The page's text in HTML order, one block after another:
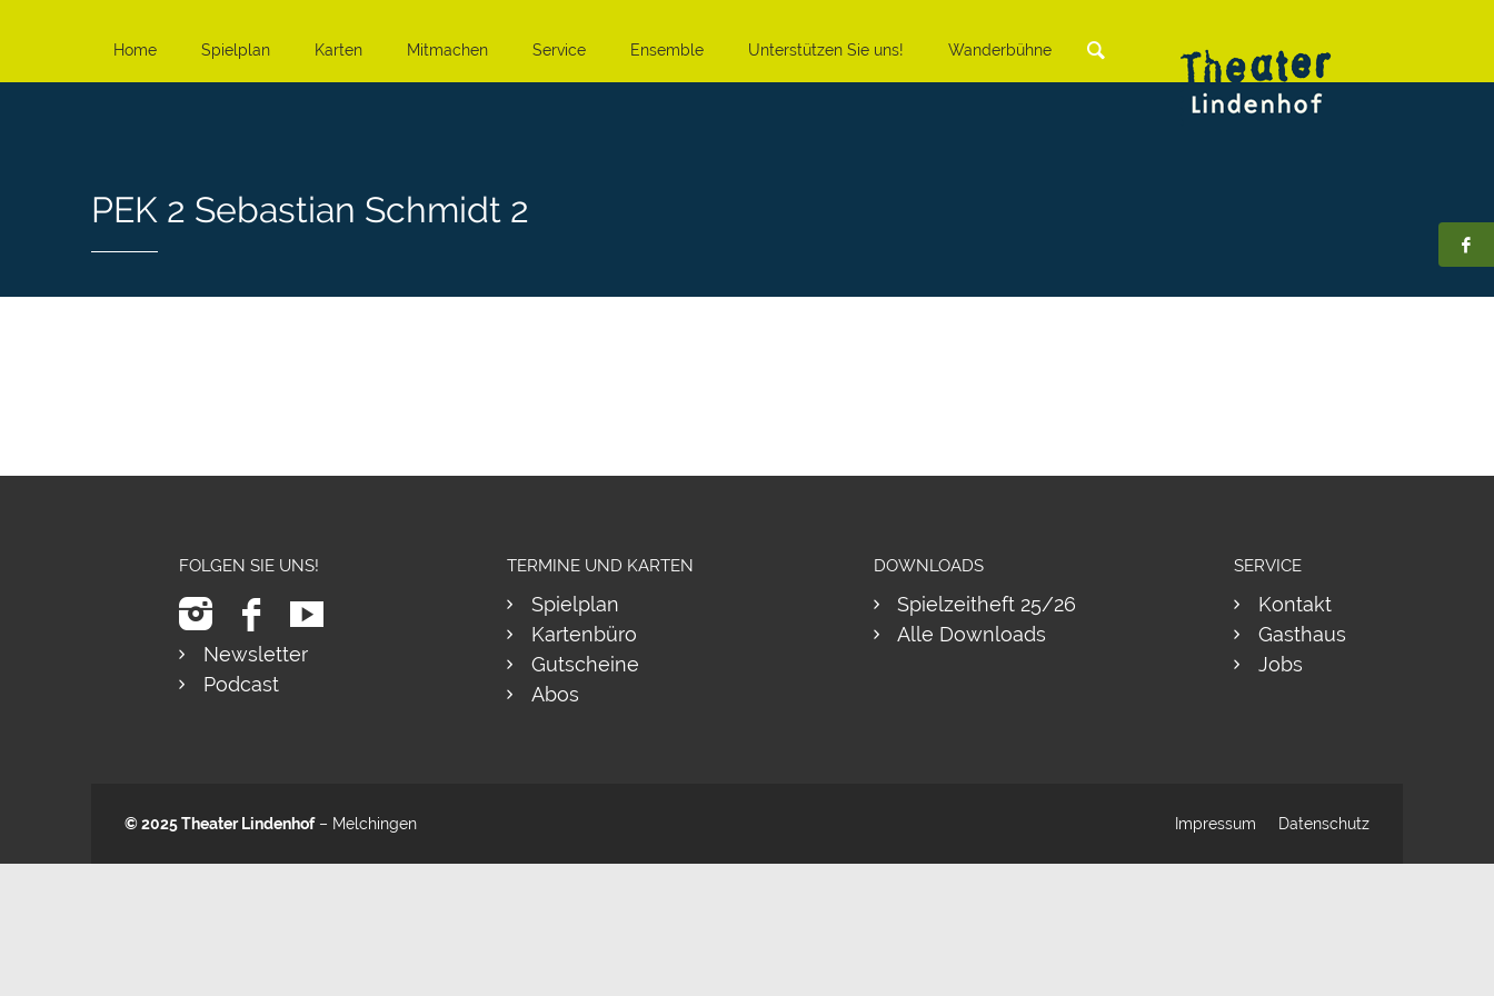
Home Spielplan Karten Mitmachen Service Ensemble Unterstützen Sie uns! Wanderbühne
PEK 2 Sebastian Schmidt 2
FOLGEN SIE UNS!
Newsletter
Podcast
TERMINE UND KARTEN
Spielplan
Kartenbüro
Gutscheine
Abos
DOWNLOADS
Spielzeitheft 25/26
Alle Downloads
SERVICE
Kontakt
Gasthaus
Jobs
© 2025Theater Lindenhof– Melchingen Impressum Datenschutz